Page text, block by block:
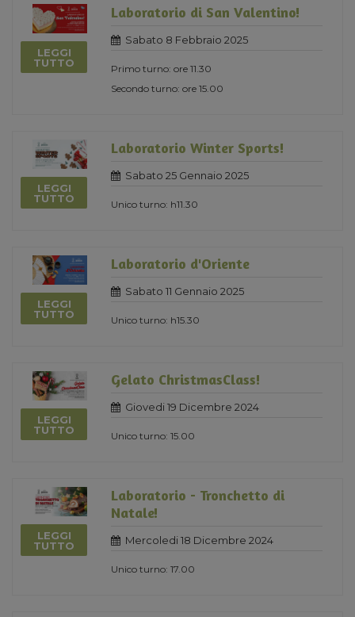
LEGGI
TUTTO
Laboratorio di San Valentino!
Sabato 8 Febbraio 2025
Primo turno: ore 11.30
Secondo turno: ore 15.00
LEGGI
TUTTO
Laboratorio Winter Sports!
Sabato 25 Gennaio 2025
Unico turno: h11.30
LEGGI
TUTTO
Laboratorio d'Oriente
Sabato 11 Gennaio 2025
Unico turno: h15.30
LEGGI
TUTTO
Gelato ChristmasClass!
Giovedi 19 Dicembre 2024
Unico turno: 15.00
LEGGI
TUTTO
Laboratorio - Tronchetto di
Natale!
Mercoledi 18 Dicembre 2024
Unico turno: 17.00